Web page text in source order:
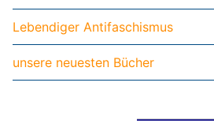
Lebendiger Antifaschismus
unsere neuesten Bücher